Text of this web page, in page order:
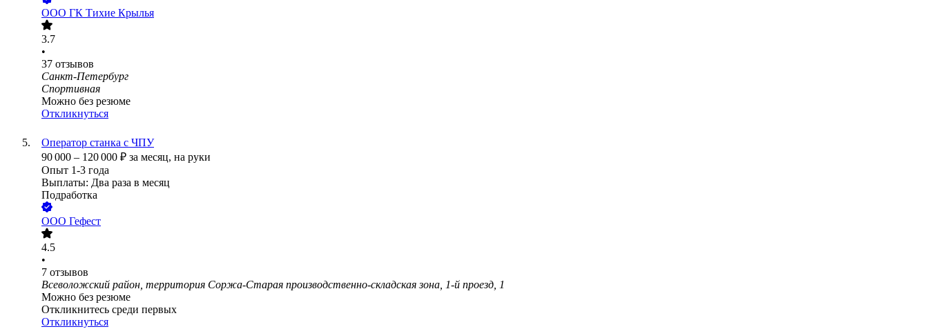
ООО ГК Тихие Крылья
3.7
•
37 отзывов
Санкт-Петербург
Спортивная
Можно без резюме
Откликнуться
Оператор станка с ЧПУ
90 000 – 120 000 ₽ за месяц, на руки
Опыт 1-3 года
Выплаты: Два раза в месяц
Подработка
ООО Гефест
4.5
•
7 отзывов
Всеволожский район, территория Соржа-Старая производственно-складская зона, 1-й проезд, 1
Можно без резюме
Откликнитесь среди первых
Откликнуться